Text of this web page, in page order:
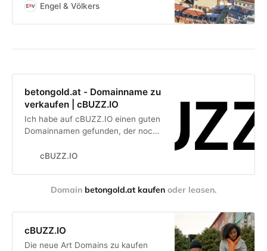
Die Investition in Betongold bleibt
Engel & Völkers
betongold.at - Domainname zu
verkaufen | cBUZZ.IO
Ich habe auf cBUZZ.IO einen guten
Domainnamen gefunden, der noch
cBUZZ.IO
Domain betongold.at kaufen oder leasen.
cBUZZ.IO
Die neue Art Domains zu kaufen